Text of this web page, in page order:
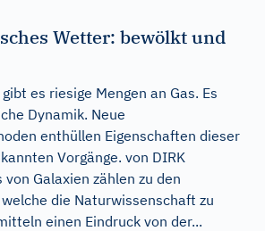
Wetter: bewölkt und
es riesige Mengen an Gas. Es
Dynamik. Neue
enthüllen Eigenschaften dieser
Vorgänge. von DIRK
von Galaxien zählen zu den
die Naturwissenschaft zu
einen Eindruck von der...